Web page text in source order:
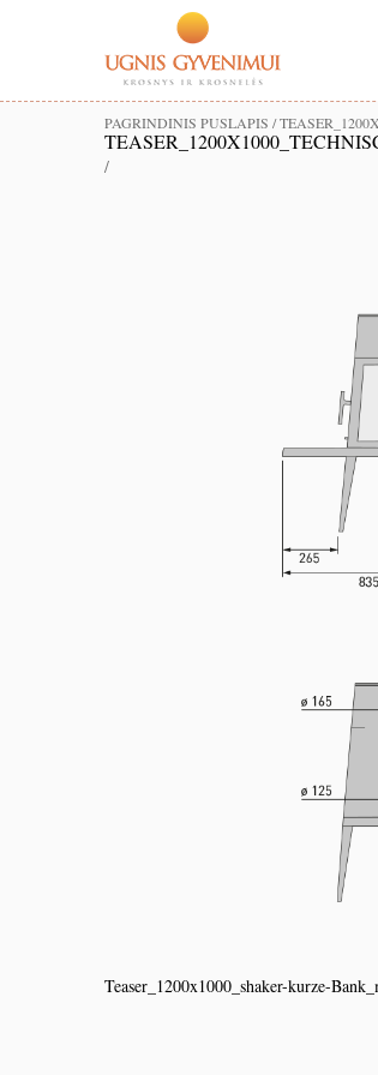
PAGRINDINIS PUSLAPIS /
/
Teaser_1200x1000_shaker-kurze-